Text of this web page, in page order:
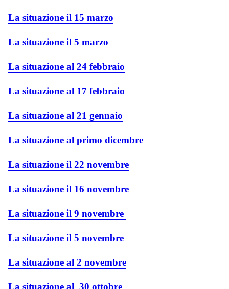
La situazione il 15 marzo
La situazione il 5 marzo
La situazione al 24 febbraio
La situazione al 17 febbraio
La situazione al 21 gennaio
La situazione al primo dicembre
La situazione il 22 novembre
La situazione il 16 novembre
La situazione il 9 novembre
La situazione il 5 novembre
La situazione al 2 novembre
La situazione al 30 ottobre